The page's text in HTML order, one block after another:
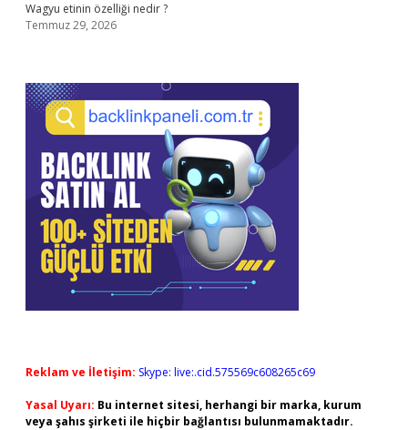
Wagyu etinin özelliği nedir ?
Temmuz 29, 2026
Reklam ve İletişim: Skype: live:.cid.575569c608265c69
Yasal Uyarı: Bu internet sitesi, herhangi bir marka, kurum
veya şahıs şirketi ile hiçbir bağlantısı bulunmamaktadır.